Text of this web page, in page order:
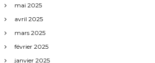
l
e
s
mai 2025
avril 2025
mars 2025
février 2025
janvier 2025